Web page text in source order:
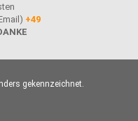
+49
gekennzeichnet.